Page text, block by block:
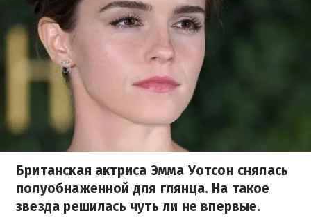
Британская актриса Эмма Уотсон снялась
полуобнаженной для глянца. На такое
звезда решилась чуть ли не впервые.